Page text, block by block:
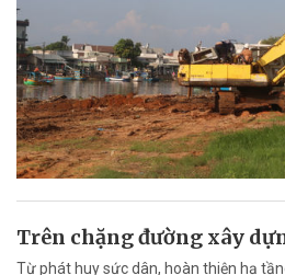
Trên chặng đường xây
Từ phát huy sức dân, hoàn thiện hạ